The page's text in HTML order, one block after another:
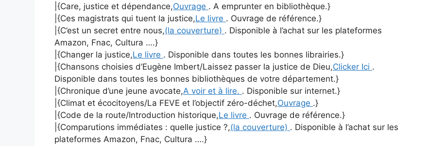
|{Care, justice et dépendance,Ouvrage . A emprunter en bibliothèque.}
|{Ces magistrats qui tuent la justice,Le livre . Ouvrage de référence.}
|{C’est un secret entre nous,(la couverture) . Disponible à l’achat sur les plateformes
Amazon, Fnac, Cultura ….}
|{Changer la justice,Le livre . Disponible dans toutes les bonnes librairies.}
|{Chansons choisies d’Eugène Imbert/Laissez passer la justice de Dieu,Clicker Ici .
Disponible dans toutes les bonnes bibliothèques de votre département.}
|{Chronique d’une jeune avocate,A voir et à lire. . Disponible sur internet.}
|{Climat et écocitoyens/La FEVE et l’objectif zéro-déchet,Ouvrage .}
|{Code de la route/Introduction historique,Le livre . Ouvrage de référence.}
|{Comparutions immédiates : quelle justice ?,(la couverture) . Disponible à l’achat sur les
plateformes Amazon, Fnac, Cultura ….}